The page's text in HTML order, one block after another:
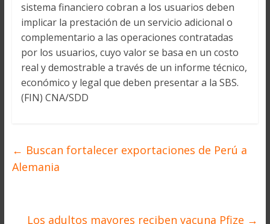
sistema financiero cobran a los usuarios deben
implicar la prestación de un servicio adicional o
complementario a las operaciones contratadas
por los usuarios, cuyo valor se basa en un costo
real y demostrable a través de un informe técnico,
económico y legal que deben presentar a la SBS.
(FIN) CNA/SDD
← Buscan fortalecer exportaciones de Perú a
Alemania
Los adultos mayores reciben vacuna Pfize →